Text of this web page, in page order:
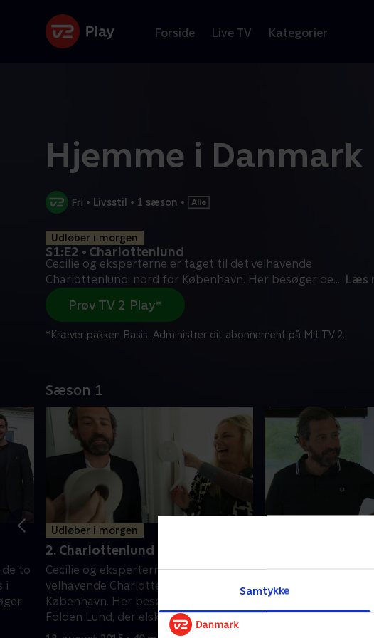
Samtykke
Forside Live TV Kategorier
Hjemme i Danmark
• Livsstil • 1 sæson •
Udløber i morgen
S1:E2 • Charlottenlund
Cecilie og eksperterne er taget til det velhavende
Charlottenlund, nord for København. Her besøger de... Læs
Prøv TV 2 Play*
*Kræver pakken Basis. Administrer dit abonnement på Mit TV 2.
Sæson 1
to
i
Udløber i morgen
2. Charlottenlund
Cecilie og eksperterne er taget til det
velhavende Charlottenlund, nord for
København. Her besøger de familien
Folden Lund, der elsker juice og
økologi. Eksperterne skal bl.a. gætte
Cecilie og
Vollerup i
grænse. Her